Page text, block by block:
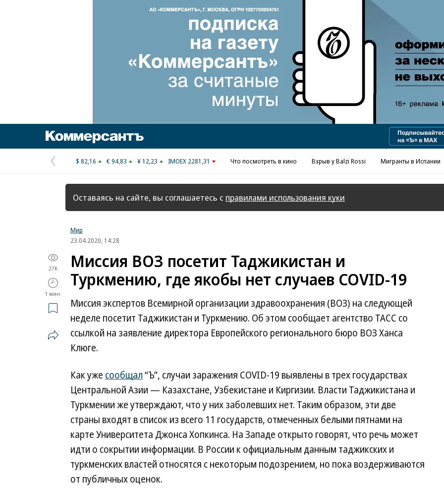
Реклама в «Ъ» www.kommersant.ru/ad
Предыдущая
страница
$ 82,16 € 94,83 ¥ 12,23 IMOEX 2281,31 Что посмотреть в кино Взрыв у Balzi Rossi Мигранты в Испании
Оставаясь на сайте, вы соглашаетесь с правилами использования куки
Мир
23.04.2020, 14:28
27K
1 мин.
Миссия ВОЗ посетит Таджикистан и
Туркмению, где якобы нет случаев COVID-19
Миссия экспертов Всемирной организации здравоохранения (ВОЗ) на следующей
неделе посетит Таджикистан и Туркмению. Об этом сообщает агентство ТАСС со
ссылкой на заявление директора Европейского регионального бюро ВОЗ Ханса
Клюге.
Как уже сообщал“Ъ”, случаи заражения COVID-19 выявлены в трех государствах
Центральной Азии — Казахстане, Узбекистане и Киргизии. Власти Таджикистана и
Туркмении же утверждают, что у них заболевших нет. Таким образом, эти две
страны входят в список из всего 11 государств, отмеченных белыми пятнами на
карте Университета Джонса Хопкинса. На Западе открыто говорят, что речь может
идти о сокрытии информации. В России к официальным данным таджикских и
туркменских властей относятся с некоторым подозрением, но пока воздерживаются
от публичных оценок.